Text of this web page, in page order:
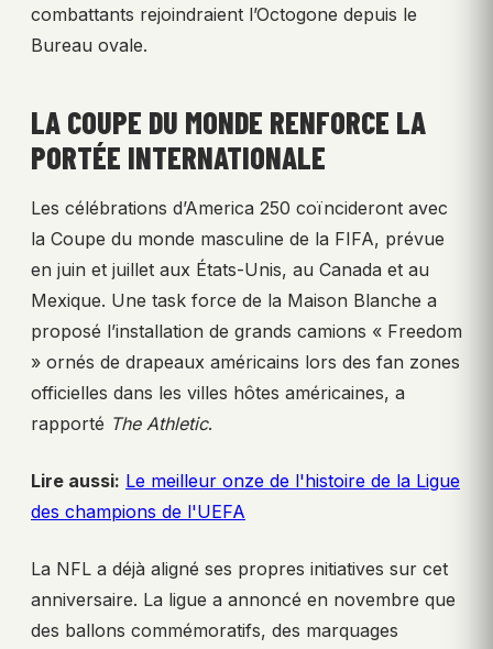
combattants rejoindraient l’Octogone depuis le
Bureau ovale.
LA COUPE DU MONDE RENFORCE LA
PORTÉE INTERNATIONALE
Les célébrations d’America 250 coïncideront avec
la Coupe du monde masculine de la FIFA, prévue
en juin et juillet aux États-Unis, au Canada et au
Mexique. Une task force de la Maison Blanche a
proposé l’installation de grands camions « Freedom
» ornés de drapeaux américains lors des fan zones
officielles dans les villes hôtes américaines, a
rapporté The Athletic.
Lire aussi: Le meilleur onze de l'histoire de la Ligue
des champions de l'UEFA
La NFL a déjà aligné ses propres initiatives sur cet
anniversaire. La ligue a annoncé en novembre que
des ballons commémoratifs, des marquages